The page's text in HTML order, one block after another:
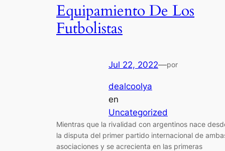
Equipamiento De Los
Futbolistas
Jul 22, 2022—por
dealcoolya
en
Uncategorized
Mientras que la rivalidad con argentinos nace
la disputa del primer partido internacional de
asociaciones y se acrecienta en las primeras